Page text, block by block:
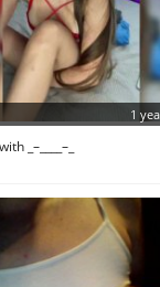
1
_–____–_